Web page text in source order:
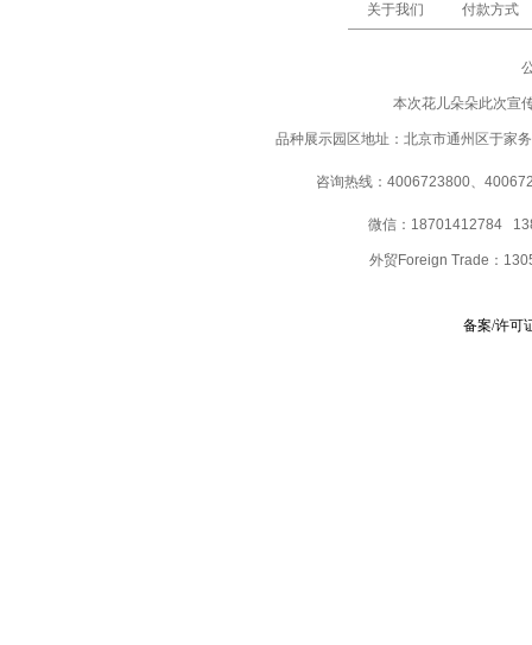
关于我们 付款方式
本次花儿朵朵此次宣
品种展示园区地址：北京市通州区于家
咨询热线：4006723800、
微信：18701412784
外贸Foreign Trade：
备案/许可